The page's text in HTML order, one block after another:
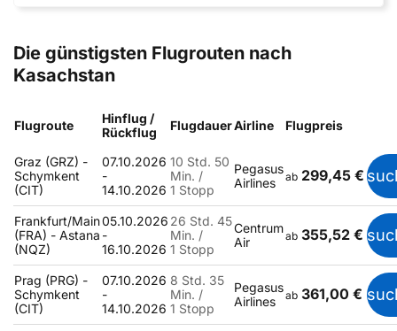
Die günstigsten Flugrouten nach
Kasachstan
Flugroute
Hinflug /
Rückflug
FlugdauerAirline Flugpreis
Graz (GRZ) -
Schymkent
(CIT)
07.10.2026
-
14.10.2026
10 Std. 50
Min. /
1 Stopp
Pegasus
Airlines
ab 299,45 €
Frankfurt/Main
(FRA) - Astana
(NQZ)
05.10.2026
-
16.10.2026
26 Std. 45
Min. /
1 Stopp
Centrum
Air
ab 355,52 €
Prag (PRG) -
Schymkent
(CIT)
07.10.2026
-
14.10.2026
8 Std. 35
Min. /
1 Stopp
Pegasus
Airlines
ab 361,00 €